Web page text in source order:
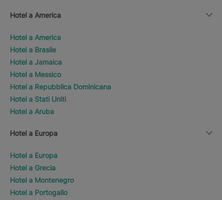
Hotel a America
Hotel a America
Hotel a Brasile
Hotel a Jamaica
Hotel a Messico
Hotel a Repubblica Dominicana
Hotel a Stati Uniti
Hotel a Aruba
Hotel a Europa
Hotel a Europa
Hotel a Grecia
Hotel a Montenegro
Hotel a Portogallo